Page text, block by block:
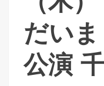
だい
公演